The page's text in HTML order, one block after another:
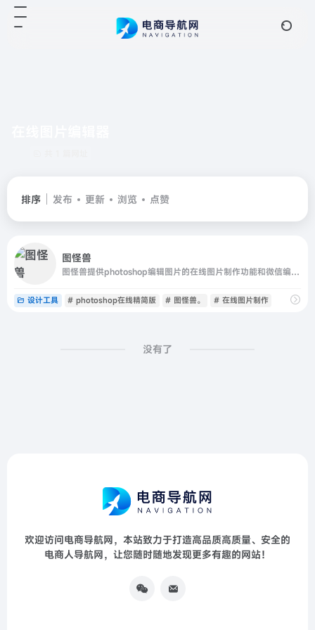
排序 发布 更新 浏览 点赞
图怪兽
图怪兽提供photoshop编辑图片的在线图片制作功能和微信编辑器功能，同时也为你提供1753333套在线图片编辑模板，欢迎体验合使用。
设计工具 # photoshop在线精简版 # 图怪兽。 # 在线图片制作
没有了
欢迎访问电商导航网，本站致力于打造高品质高质量、安全的
电商人导航网，让您随时随地发现更多有趣的网站！